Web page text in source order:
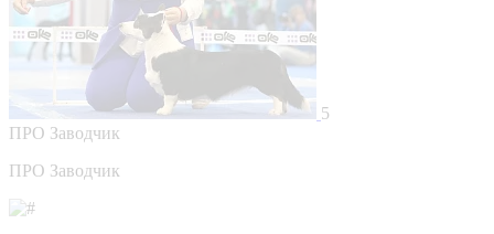
5
ПРО Заводчик
ПРО Заводчик